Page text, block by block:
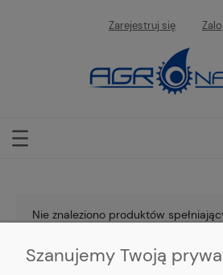
Zarejestruj się
Nie znaleziono produktów
Szanujemy Twoją